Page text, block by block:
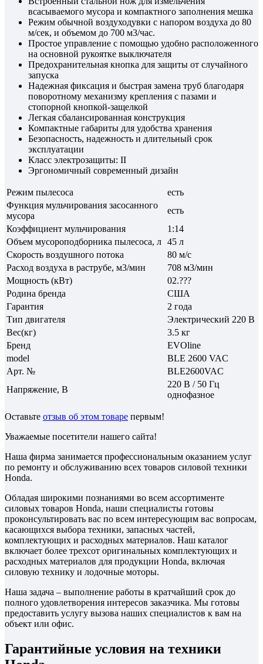
всасываемого мусора и компактного заполнения мешка
Режим обычной воздуходувки с напором воздуха до 80
м/сек, и объемом до 700 м3/час.
Простое управление с помощью удобно расположенного
на основной рукоятке выключателя
Предохранительная кнопка для защиты от случайного
запуска
Надежная фиксация и быстрая замена труб благодаря
поворотному механизму крепления с пазами и
стопорной кнопкой-защелкой
Легкая сбалансированная конструкция
Компактные габариты для удобства хранения
Безопасность, надежность и длительный срок
эксплуатации
Класс электрозащиты: II
Эргономичный современный дизайн
Режим пылесоса
есть
Функция мульчирования засосанного
мусора
есть
Коэффициент мульчирования
1:14
Объем мусороподборника пылесоса, л 45 л
Скорость воздушного потока
80 м/с
Расход воздуха в раструбе, м3/мин
708 м3/мин
Мощность (кВт)
02.???
Родина бренда
США
Гарантия
2 года
Тип двигателя
Электрический 220 В
Вес(кг)
3.5 кг
Бренд
EVOline
model
BLE 2600 VAC
Арт. №
BLE2600VAC
Напряжение, В
220 В / 50 Гц
однофазное
Оставьте отзыв об этом товаре первым!
Уважаемые посетители нашего сайта!
Наша фирма занимается профессиональным оказанием услуг
по ремонту и обслуживанию всех товаров силовой техники
Honda.
Обладая широкими познаниями во всем ассортименте
силовых товаров Honda, наши специалисты готовы
проконсультировать вас по всем интересующим вас вопросам,
касающихся выбора техники, запасных частей,
комплектующих и расходных материалов. Наш каталог
включает более трехсот оригинальных комплектующих и
расходных материалов для продукции Honda, включая
силовую технику и лодочные моторы.
Наша задача – выполнение работы в кратчайший срок до
полного удовлетворения интересов заказчика. Мы готовы
предоставить услугу вызова наших специалистов к вам на
объект или офис.
Гарантийные условия на техники